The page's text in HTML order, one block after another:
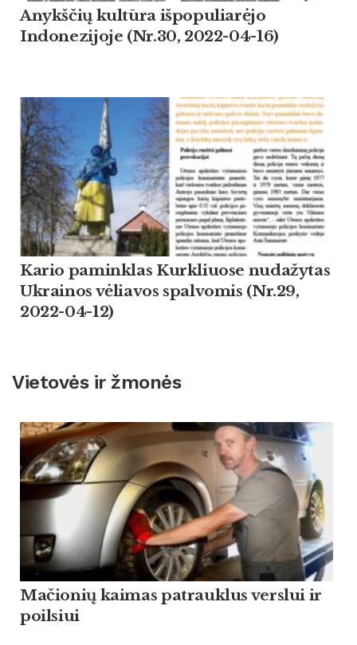
Anykščių kultūra išpopuliarėjo
Indonezijoje (Nr.30, 2022-04-16)
Kario paminklas Kurkliuose nudažytas
Ukrainos vėliavos spalvomis (Nr.29,
2022-04-12)
Vietovės ir žmonės
Mačionių kaimas patrauklus verslui ir
poilsiui